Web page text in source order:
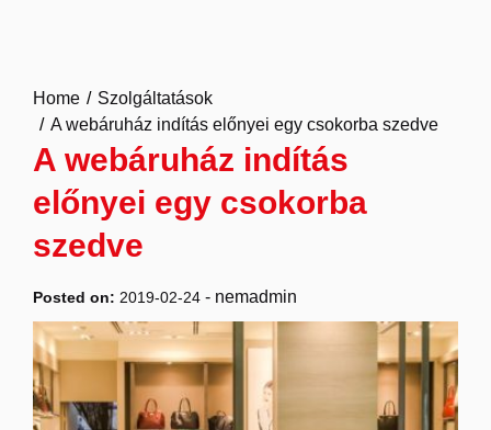
Home
Szolgáltatások
A webáruház indítás előnyei egy csokorba szedve
A webáruház indítás
előnyei egy csokorba
szedve
Posted on: 2019-02-24 - nemadmin